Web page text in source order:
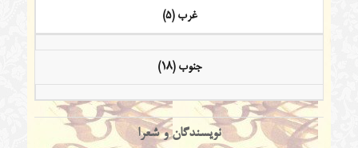
غرب (5)
جنوب (18)
نویسندگان و شعرا